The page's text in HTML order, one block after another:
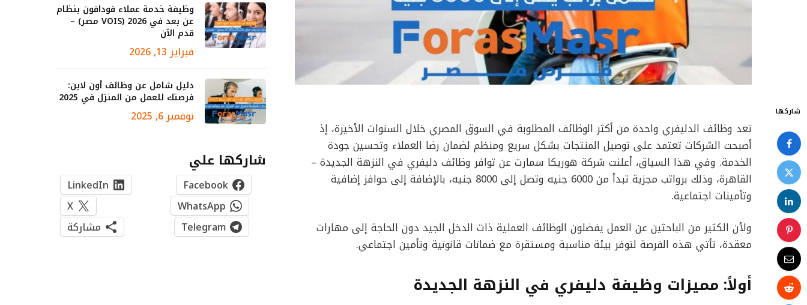
شاركها
تعد وظائف الدليفري واحدة من أكثر الوظائف المطلوبة في السوق المصري خلال السنوات الأخيرة، إذ
أصبحت الشركات تعتمد على توصيل المنتجات بشكل سريع ومنظم لضمان رضا العملاء وتحسين جودة
الخدمة. وفي هذا السياق، أعلنت شركة هوريكا سمارت عن توافر وظائف دليفري في النزهة الجديدة –
القاهرة، وذلك برواتب مجزية تبدأ من 6000 جنيه وتصل إلى 8000 جنيه، بالإضافة إلى حوافز إضافية
وتأمينات اجتماعية.
ولأن الكثير من الباحثين عن العمل يفضلون الوظائف العملية ذات الدخل الجيد دون الحاجة إلى مهارات
معقدة، تأتي هذه الفرصة لتوفر بيئة مناسبة ومستقرة مع ضمانات قانونية وتأمين اجتماعي.
أولاً: مميزات وظيفة دليفري في النزهة الجديدة
وظيفة خدمة عملاء فودافون بنظام
عن بعد في 2026 (VOIS مصر) –
قدم الآن
فبراير 13, 2026
دليل شامل عن وظائف أون لاين:
فرصتك للعمل من المنزل في 2025
نوفمبر 6, 2025
شاركها علي
Facebook
LinkedIn
WhatsApp
X
Telegram
مشاركة